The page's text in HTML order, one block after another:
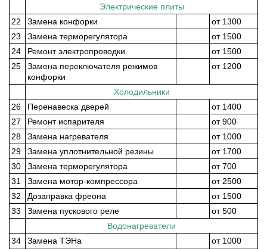
Электрические плиты
22
Замена конфорки
от 1300
23
Замена терморегулятора
от 1500
24
Ремонт электропроводки
от 1500
25
Замена переключателя режимов
конфорки
от 1200
Холодильники
26
Перенавеска дверей
от 1400
27
Ремонт испарителя
от 900
28
Замена нагревателя
от 1000
29
Замена уплотнительной резины
от 1700
30
Замена терморегулятора
от 700
31
Замена мотор-компрессора
от 2500
32
Дозаправка фреона
от 1500
33
Замена пускового реле
от 500
Водонагреватели
34
Замена ТЭНа
от 1000